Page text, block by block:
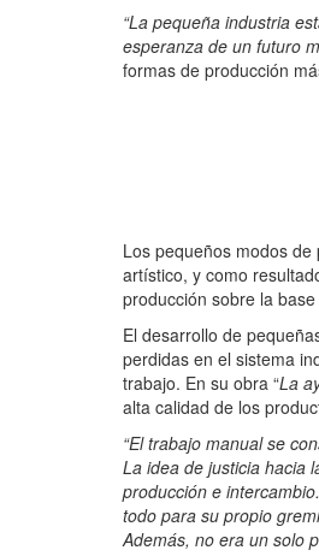
“La pequeña industria
esperanza de un futuro
formas de producción
Los pequeños modos
artístico, y como
producción sobre la
El desarrollo de
perdidas en el sistema
trabajo. En su obra “La
alta calidad de los
“El trabajo manual se
La idea de justicia hacia
producción e
todo para su propio
Además, no era un solo